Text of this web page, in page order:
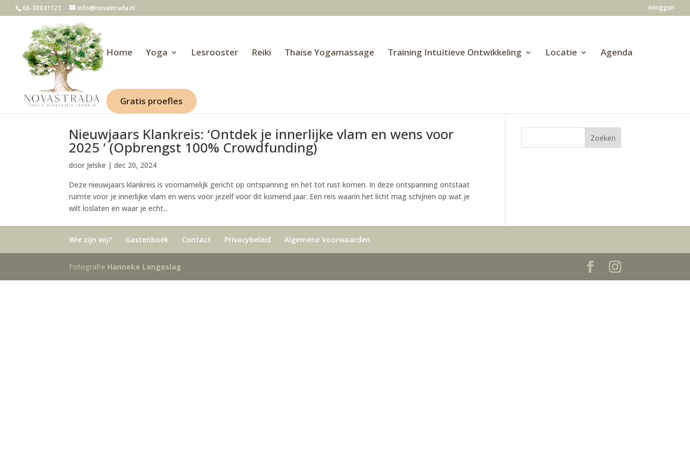
06-30041121 info@novastrada.nl Inloggen
Home Yoga Lesrooster Reiki Thaise Yogamassage Training Intuïtieve Ontwikkeling Locatie Agenda
Gratis proefles
Nieuwjaars Klankreis: ‘Ontdek je innerlijke vlam en wens voor
2025 ‘ (Opbrengst 100% Crowdfunding)
door Jelske |dec 20, 2024
Deze nieuwjaars klankreis is voornamelijk gericht op ontspanning en het tot rust komen. In deze ontspanning ontstaat
ruimte voor je innerlijke vlam en wens voor jezelf voor dit komend jaar. Een reis waarin het licht mag schijnen op wat je
wilt loslaten en waar je echt...
Wie zijn wij? Gastenboek Contact Privacybeleid Algemene Voorwaarden
Fotografie Hanneke Langeslag